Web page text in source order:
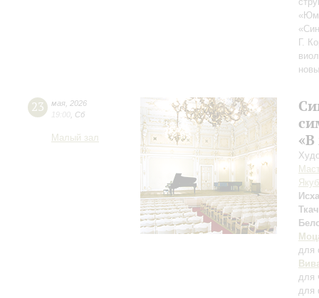
Г.
23 мая 2026
19:00 Сб
Малый зал
для
для
для